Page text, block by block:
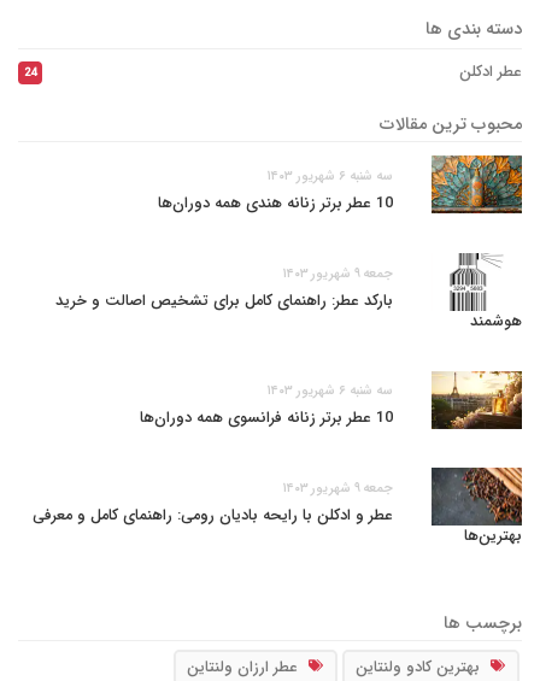
دسته بندی ها
عطر ادکلن 24
محبوب ترین مقالات
سه شنبه ۶ شهریور ۱۴۰۳
10 عطر برتر زنانه هندی همه دوران‌ها
جمعه ۹ شهریور ۱۴۰۳
بارکد عطر: راهنمای کامل برای تشخیص اصالت و خرید
هوشمند
سه شنبه ۶ شهریور ۱۴۰۳
10 عطر برتر زنانه فرانسوی همه دوران‌ها
جمعه ۹ شهریور ۱۴۰۳
عطر و ادکلن با رایحه بادیان رومی: راهنمای کامل و معرفی
بهترین‌ها
برچسب ها
بهترین کادو ولنتاین
عطر ارزان ولنتاین